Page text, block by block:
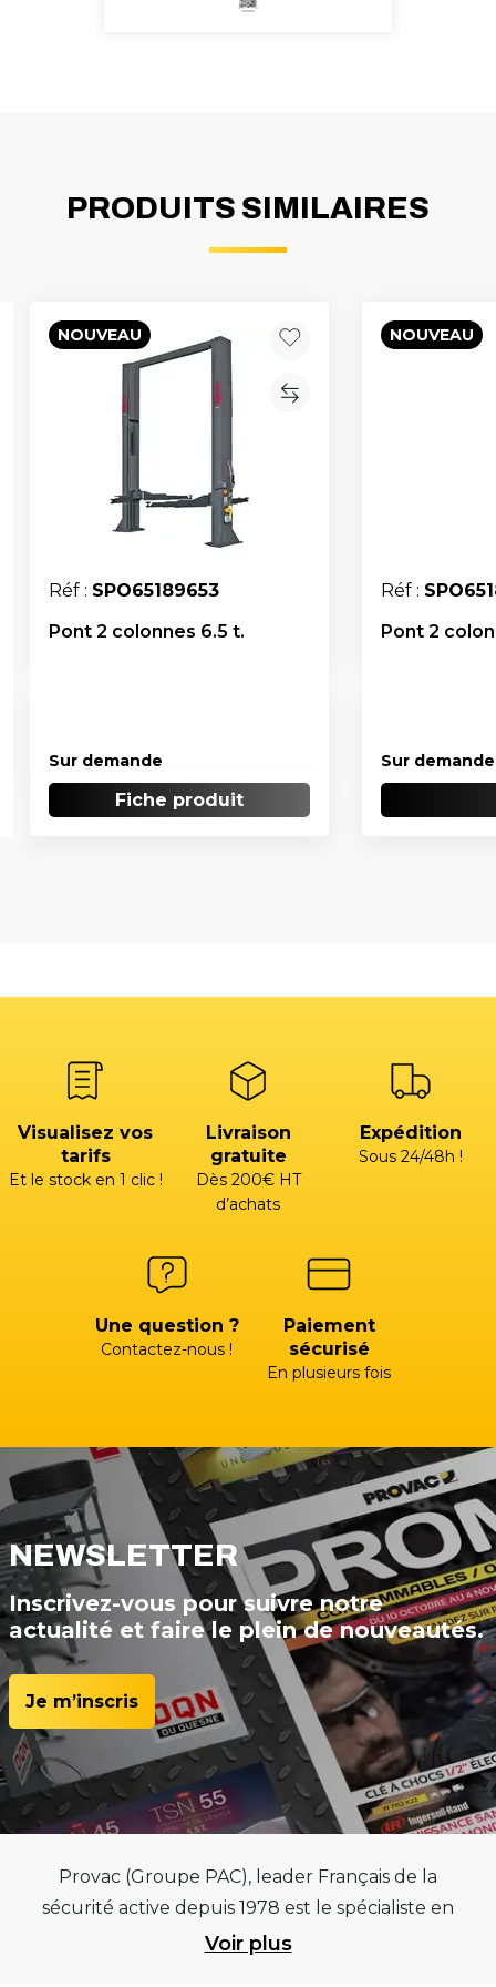
PRODUITS SIMILAIRES
NOUVEAU
Réf : SPO65189653
Pont 2 colonnes 6.5 t.
Sur demande
Fiche produit
NOUVEAU
Réf :
Pont 2
Sur demande
Visualisez vos
tarifs
Et le stock en 1 clic !
Livraison
gratuite
Dès 200€ HT
d’achats
Expédition
Sous 24/48h !
Une question ?
Contactez-nous !
Paiement
sécurisé
En plusieurs fois
NEWSLETTER
Inscrivez-vous pour suivre notre
actualité et faire le plein de nouveautés.
Je m’inscris
Provac (Groupe PAC), leader Français de la
sécurité active depuis 1978 est le spécialiste en
équipements pour garages et centres
Voir plus